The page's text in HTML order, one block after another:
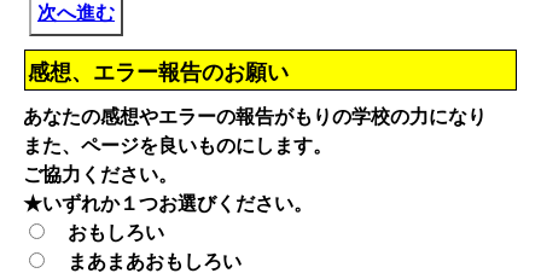
次へ進む
感想、エラー報告のお願い
あなたの感想やエラーの報告がもりの学校の力になり
また、ページを良いものにします。
ご協力ください。
★いずれか１つお選びください。
おもしろい
まあまあおもしろい